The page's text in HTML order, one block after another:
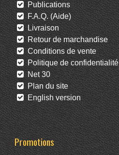
Publications
F.A.Q. (Aide)
Livraison
Retour de marchandise
Conditions de vente
Politique de confidentialité
Net 30
Plan du site
English version
Promotions